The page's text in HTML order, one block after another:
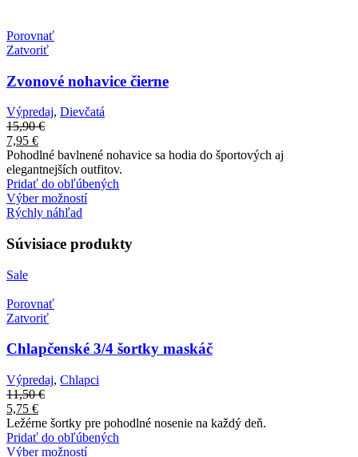
Porovnať
Zatvoriť
Zvonové nohavice čierne
Výpredaj, Dievčatá
15,90€
7,95 €
Pohodlné bavlnené nohavice sa hodia do športových aj
elegantnejších outfitov.
Pridať do obľúbených
Výber možností
Rýchly náhľad
Súvisiace produkty
Sale
Porovnať
Zatvoriť
Chlapčenské 3/4 šortky maskáč
Výpredaj, Chlapci
11,50€
5,75 €
Ležérne šortky pre pohodlné nosenie na každý deň.
Pridať do obľúbených
Výber možností